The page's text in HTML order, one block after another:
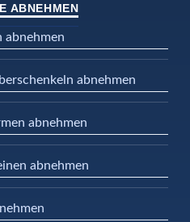
ABNEHMEN
abnehmen
abnehmen
abnehmen
abnehmen